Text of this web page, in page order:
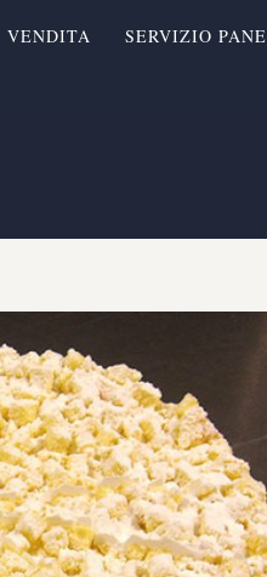
VENDITA SERVIZIO PANE